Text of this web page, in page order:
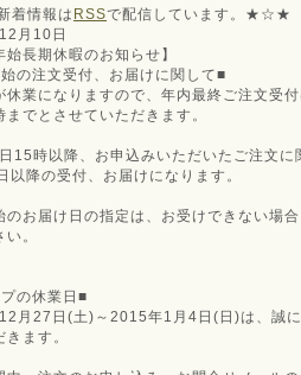
情報は RSSで配信しています。★☆★
月10日
始長期休暇のお知らせ】
の注文受付、お届けに関して■
休業になりますので、年内最終ご注文受
でとさせていただきます。
15時以降、お申込みいただいたご注文に
以降の受付、お届けになります。
のお届け日の指定は、お受けできない場
。
の休業日■
月27日(土)～2015年1月4日(日)は、誠
ます。